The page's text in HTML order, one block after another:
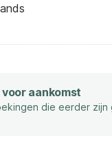
aankomst
die eerder zijn